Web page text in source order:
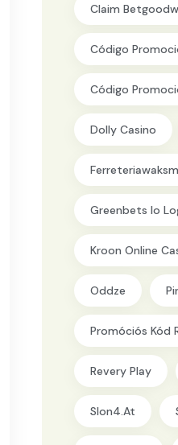
Claim
Código
Código
Dolly Casino
Greenbets Io
Kroon Online
Oddze
Promóciós Kód
Revery Play
Slon4.at